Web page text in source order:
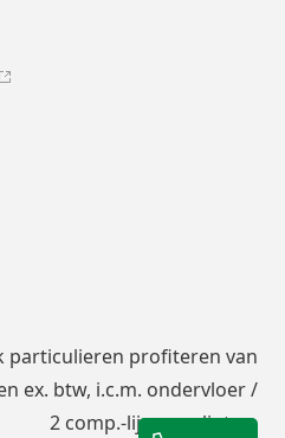
particulieren profiteren van
ex. btw, i.c.m. ondervloer/
2 comp.-lijm en plinten.